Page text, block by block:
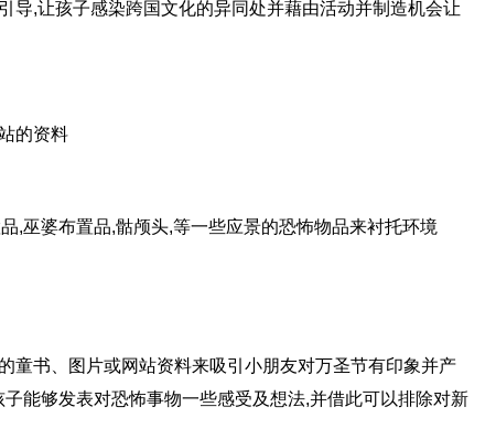
导,让孩子感染跨国文化的异同处并藉由活动并制造机会让
的资料
,巫婆布置品,骷颅头,等一些应景的恐怖物品来衬托环境
童书、图片或网站资料来吸引小朋友对万圣节有印象并产
能够发表对恐怖事物一些感受及想法,并借此可以排除对新